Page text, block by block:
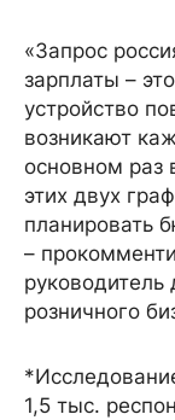
«Запрос
зарплаты –
устройство
возникают
основном раз
этих двух
планировать
–
руководитель
розничного
1,5 тыс.